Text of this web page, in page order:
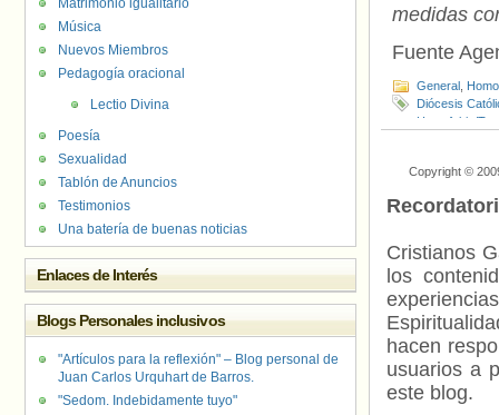
medidas
Fuente
General
Diócesis
Homofobia/
Copyright ©
Cristianos
los
hacen
usuarios a
este blog.
Matrimonio igualitario
Música
Nuevos Miembros
Pedagogía oracional
Lectio Divina
Poesía
Sexualidad
Tablón de Anuncios
Testimonios
Una batería de buenas noticias
Enlaces de Interés
Blogs Personales inclusivos
"Artículos para la reflexión" – Blog personal de
Juan Carlos Urquhart de Barros.
"Sedom. Indebidamente tuyo"